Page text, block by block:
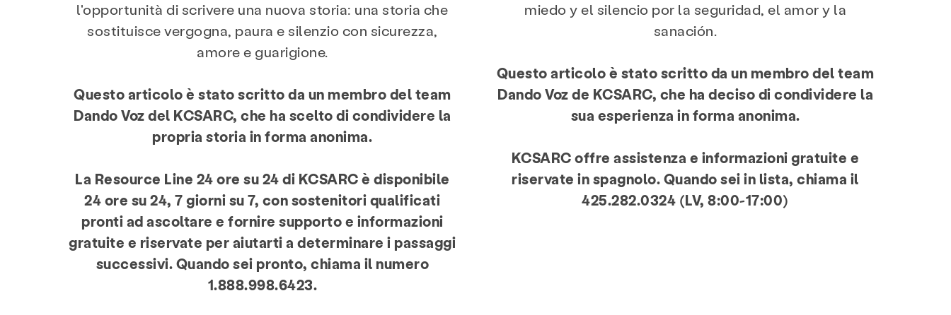
l'opportunità di scrivere una nuova storia: una storia che
sostituisce vergogna, paura e silenzio con sicurezza,
amore e guarigione.
Questo articolo è stato scritto da un membro del team
Dando Voz del KCSARC, che ha scelto di condividere la
propria storia in forma anonima.
La Resource Line 24 ore su 24 di KCSARC è disponibile
24 ore su 24, 7 giorni su 7, con sostenitori qualificati
pronti ad ascoltare e fornire supporto e informazioni
gratuite e riservate per aiutarti a determinare i passaggi
successivi. Quando sei pronto, chiama il numero
1.888.998.6423.
miedo y el silencio por la seguridad, el amor y la
sanación.
Questo articolo è stato scritto da un membro del team
Dando Voz de KCSARC, che ha deciso di condividere la
sua esperienza in forma anonima.
KCSARC offre assistenza e informazioni gratuite e
riservate in spagnolo. Quando sei in lista, chiama il
425.282.0324 (LV, 8:00-17:00)